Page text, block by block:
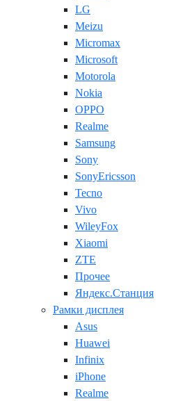
LG
Meizu
Micromax
Microsoft
Motorola
Nokia
OPPO
Realme
Samsung
Sony
SonyEricsson
Tecno
Vivo
WileyFox
Xiaomi
ZTE
Прочее
Яндекс.Станция
Рамки дисплея
Asus
Huawei
Infinix
iPhone
Realme